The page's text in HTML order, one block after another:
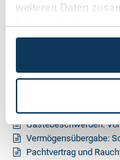
weiteren Daten
haben oder die sie
gesammelt haben.
Archiv 2013
Einweiser im Funpark?
Gästebeschwerden:
Vermögensübergabe:
Pachtvertrag und